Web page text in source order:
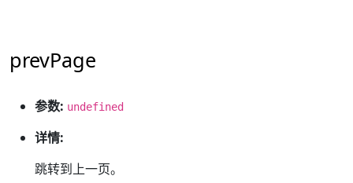
prevPage
参数: undefined
详情:
跳转到上一页。